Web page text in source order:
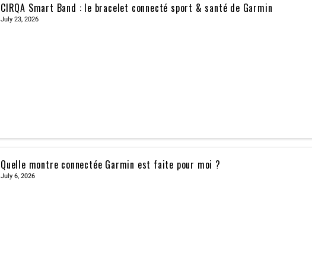
CIRQA Smart Band : le bracelet connecté sport & santé de Garmin
July 23, 2026
Quelle montre connectée Garmin est faite pour moi ?
July 6, 2026